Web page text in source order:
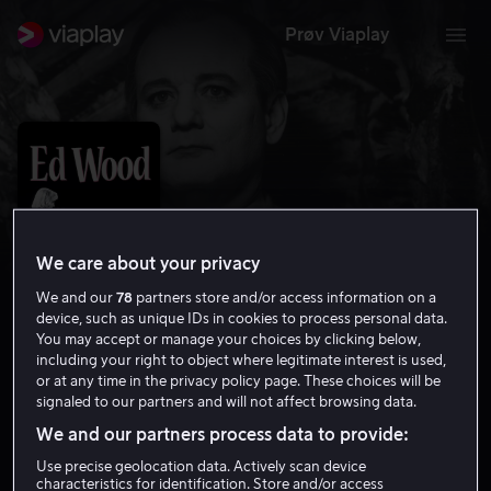
Prøv Viaplay
Ed Wood
7.8 Drama Komedie 1994 2 t 1 min
12 år
We care about your privacy
We and our78 partners store and/or access information on a
device, such as unique IDs in cookies to process personal data.
You may accept or manage your choices by clicking below,
including your right to object where legitimate interest is used,
or at any time in the privacy policy page. These choices will be
signaled to our partners and will not affect browsing data.
We and our partners process data to provide:
Use precise geolocation data. Actively scan device
characteristics for identification. Store and/or access